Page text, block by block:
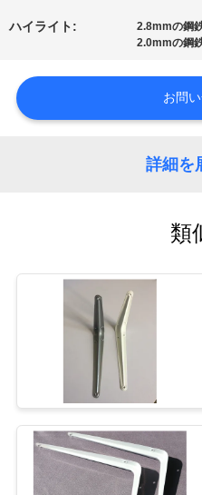
つ
い
質
ハイライト: 2.8mmの鋼
2.0mmの鋼
お問
詳細を
類